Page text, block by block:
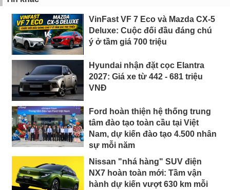
VinFast VF 7 Eco và Mazda CX-5
Deluxe: Cuộc đối đầu đáng chú
ý ở tầm giá 700 triệu
Hyundai nhận đặt cọc Elantra
2027: Giá xe từ 442 - 681 triệu
VNĐ
Ford hoàn thiện hệ thống trung
tâm đào tạo toàn cầu tại Việt
Nam, dự kiến đào tạo 4.500 nhân
sự mỗi năm
Nissan "nhá hàng" SUV điện
NX7 hoàn toàn mới: Tầm vận
hành dự kiến vượt 630 km mỗi